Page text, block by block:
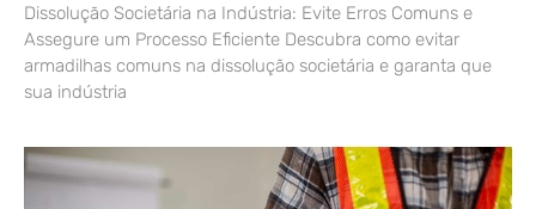
Dissolução Societária na Indústria: Evite Erros Comuns e
Assegure um Processo Eficiente Descubra como evitar
armadilhas comuns na dissolução societária e garanta que
sua indústria